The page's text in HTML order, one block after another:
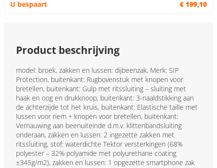
€ 199,10
Product beschrijving
model: broek, zakken en lussen: dijbeenzak, Merk: SIP
Protection, buitenkant: Rugbovenstuk met knopen voor
bretellen, buitenkant: Gulp met ritssluiting – sluiting met
haak en oog en drukknoop, buitenkant: 3-naaldstikking aan
de achterzijde tot het kruis, buitenkant: Elastische taille met
lussen voor riem + knopen voor bretellen, buitenkant:
Vernauwing aan beenuiteinde d.m.v. klittenbandsluiting
onderaan, zakken en lussen: 2 ingezette zakken met
ritssluiting, stof: waterdichte Tektor versterkingen (68%
polyester – 32% polyamide met polyurethane coating
±345g/m2), zakken en lussen: 1 opgezette smartphone zak